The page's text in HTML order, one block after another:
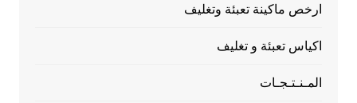
ارخص ماكينة تعبئة وتغليف
اكياس تعبئة و تغليف
المـنـتـجـات